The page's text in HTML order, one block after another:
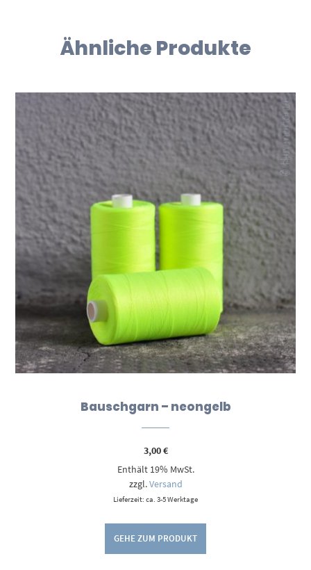
Ähnliche Produkte
Bauschgarn – neongelb
3,00€
Enthält 19% MwSt.
zzgl.Versand
Lieferzeit: ca. 3-5 Werktage
GEHE ZUM PRODUKT